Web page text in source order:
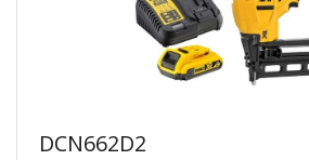
DCN662D2